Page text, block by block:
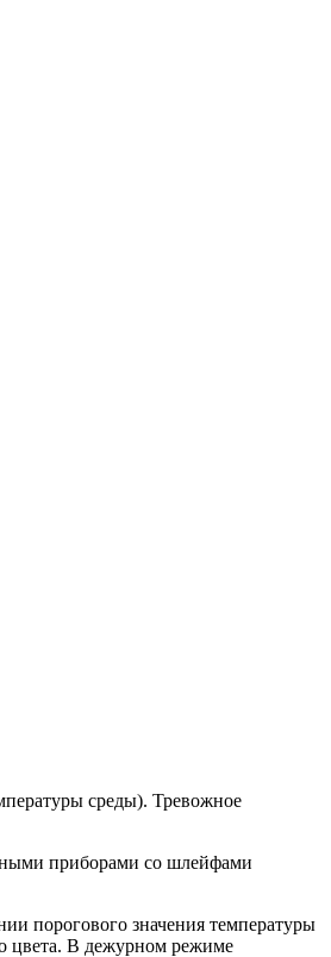
среды). Тревожное
приборами со шлейфами
порогового значения температуры
цвета. В дежурном режиме